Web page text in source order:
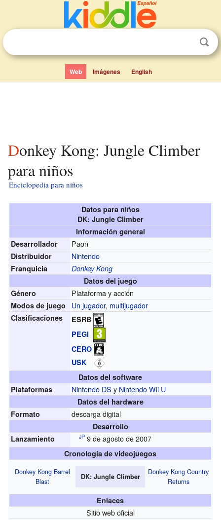
Web Imágenes English
Donkey Kong: Jungle Climber
para niños
Enciclopedia para niños
Datos para niños
DK: Jungle Climber
Información general
Desarrollador
Paon
Distribuidor Nintendo
Franquicia
Donkey Kong
Datos del juego
Género
Plataforma y acción
Modos de juego Un jugador, multijugador
Clasificaciones
ESRB
PEGI
CERO
USK
Datos del software
Plataformas
Nintendo DS y Nintendo Wii U
Datos del hardware
Formato
descarga digital
Desarrollo
Lanzamiento
JP9 de agosto de 2007
Cronología de videojuegos
Donkey Kong Barrel
Blast
DK: Jungle Climber
Donkey Kong Country
Returns
Enlaces
Sitio web oficial